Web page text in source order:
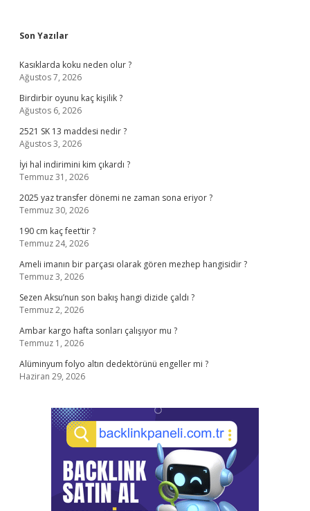
Sidebar
Son Yazılar
Kasıklarda koku neden olur ?
Ağustos 7, 2026
Birdirbir oyunu kaç kişilik ?
Ağustos 6, 2026
2521 SK 13 maddesi nedir ?
Ağustos 3, 2026
İyi hal indirimini kim çıkardı ?
Temmuz 31, 2026
2025 yaz transfer dönemi ne zaman sona eriyor ?
Temmuz 30, 2026
190 cm kaç feet’tir ?
Temmuz 24, 2026
Ameli imanın bir parçası olarak gören mezhep hangisidir ?
Temmuz 3, 2026
Sezen Aksu’nun son bakış hangi dizide çaldı ?
Temmuz 2, 2026
Ambar kargo hafta sonları çalışıyor mu ?
Temmuz 1, 2026
Alüminyum folyo altın dedektörünü engeller mi ?
Haziran 29, 2026